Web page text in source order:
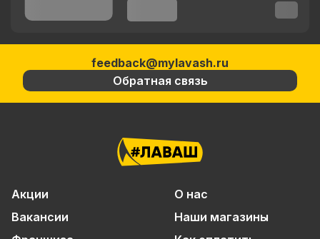
feedback@mylavash.ru
Обратная связь
Акции
О нас
Вакансии
Наши магазины